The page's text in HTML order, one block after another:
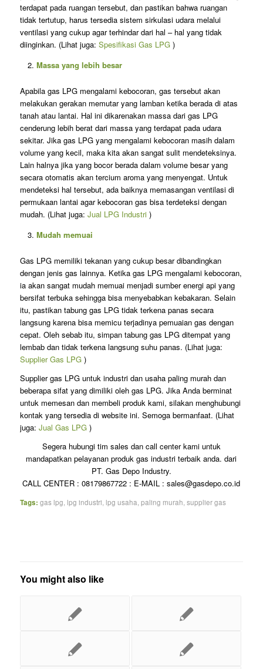
terdapat pada ruangan tersebut, dan pastikan bahwa ruangan
tidak tertutup, harus tersedia sistem sirkulasi udara melalui
ventilasi yang cukup agar terhindar dari hal – hal yang tidak
diinginkan. (Lihat juga: Spesifikasi Gas LPG)
Massa yang lebih besar
Apabila gas LPG mengalami kebocoran, gas tersebut akan
melakukan gerakan memutar yang lamban ketika berada di atas
tanah atau lantai. Hal ini dikarenakan massa dari gas LPG
cenderung lebih berat dari massa yang terdapat pada udara
sekitar. Jika gas LPG yang mengalami kebocoran masih dalam
volume yang kecil, maka kita akan sangat sulit mendeteksinya.
Lain halnya jika yang bocor berada dalam volume besar yang
secara otomatis akan tercium aroma yang menyengat. Untuk
mendeteksi hal tersebut, ada baiknya memasangan ventilasi di
permukaan lantai agar kebocoran gas bisa terdeteksi dengan
mudah. (Lihat juga: Jual LPG Industri)
Mudah memuai
Gas LPG memiliki tekanan yang cukup besar dibandingkan
dengan jenis gas lainnya. Ketika gas LPG mengalami kebocoran,
ia akan sangat mudah memuai menjadi sumber energi api yang
bersifat terbuka sehingga bisa menyebabkan kebakaran. Selain
itu, pastikan tabung gas LPG tidak terkena panas secara
langsung karena bisa memicu terjadinya pemuaian gas dengan
cepat. Oleh sebab itu, simpan tabung gas LPG ditempat yang
lembab dan tidak terkena langsung suhu panas. (Lihat juga:
Supplier Gas LPG)
Supplier gas LPG untuk industri dan usaha paling murah dan
beberapa sifat yang dimiliki oleh gas LPG. Jika Anda berminat
untuk memesan dan membeli produk kami, silakan menghubungi
kontak yang tersedia di website ini. Semoga bermanfaat. (Lihat
juga: Jual Gas LPG)
Segera hubungi tim sales dan call center kami untuk
mandapatkan pelayanan produk gas industri terbaik anda. dari
PT. Gas Depo Industry.
CALL CENTER : 08179867722 : E-MAIL : sales@gasdepo.co.id
Tags: gas lpg, lpg industri, lpg usaha,paling murah,supplier gas
You might also like